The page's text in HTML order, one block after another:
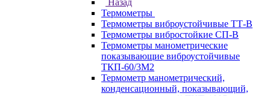
Назад
Термометры
Термометры виброустойчивые ТТ-В
Термометры вибростойкие СП-В
Термометры манометрические
показывающие виброустойчивые
ТКП-60/3М2
Термометр манометрический,
конденсационный, показывающий,